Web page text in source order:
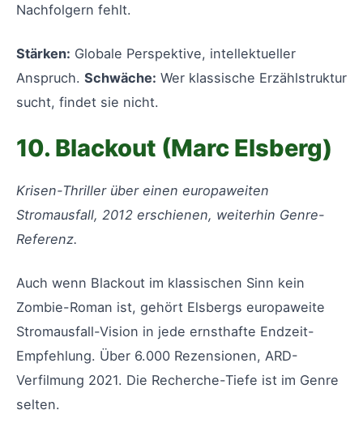
Nachfolgern fehlt.
Stärken: Globale Perspektive, intellektueller
Anspruch. Schwäche: Wer klassische Erzählstruktur
sucht, findet sie nicht.
10. Blackout (Marc Elsberg)
Krisen-Thriller über einen europaweiten
Stromausfall, 2012 erschienen, weiterhin Genre-
Referenz.
Auch wenn Blackout im klassischen Sinn kein
Zombie-Roman ist, gehört Elsbergs europaweite
Stromausfall-Vision in jede ernsthafte Endzeit-
Empfehlung. Über 6.000 Rezensionen, ARD-
Verfilmung 2021. Die Recherche-Tiefe ist im Genre
selten.